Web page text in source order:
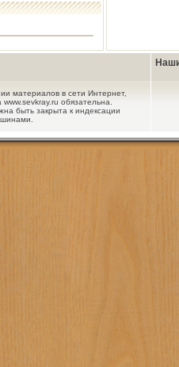
материалов в сети Интернет,
www.sevkray.ru обязательна.
быть закрыта к индексации